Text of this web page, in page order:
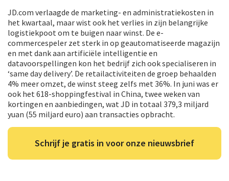
JD.com verlaagde de marketing- en administratiekosten in
het kwartaal, maar wist ook het verlies in zijn belangrijke
logistiekpoot om te buigen naar winst. De e-
commercespeler zet sterk in op geautomatiseerde magazijn
en met dank aan artificiële intelligentie en
datavoorspellingen kon het bedrijf zich ook specialiseren in
‘same day delivery’. De retailactiviteiten de groep behaalden
4% meer omzet, de winst steeg zelfs met 36%. In juni was er
ook het 618-shoppingfestival in China, twee weken van
kortingen en aanbiedingen, wat JD in totaal 379,3 miljard
yuan (55 miljard euro) aan transacties opbracht.
Schrijf je gratis in voor onze nieuwsbrief